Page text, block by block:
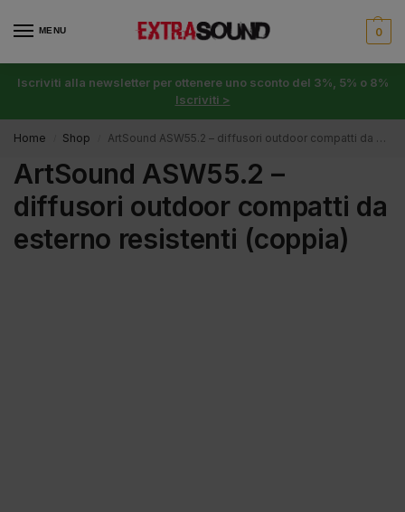
MENU 0
Iscriviti alla newsletter per ottenere uno sconto del 3%, 5% o 8%
Iscriviti >
Home Shop ArtSound ASW55.2 – diffusori outdoor compatti da esterno resistenti (coppia)
ArtSound ASW55.2 –
diffusori outdoor compatti da
esterno resistenti (coppia)